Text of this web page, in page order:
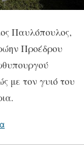
Παυλόπουλος,
Προέδρου
με τον γυιό του